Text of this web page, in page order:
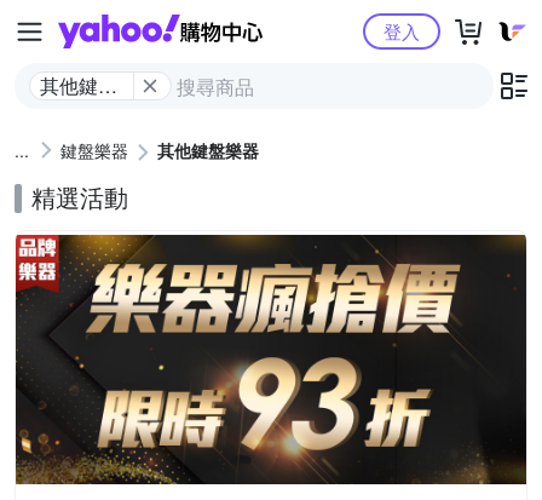
Yahoo購物中心
其他鍵盤
登入
鍵盤樂器 其他鍵盤樂器
精選活動